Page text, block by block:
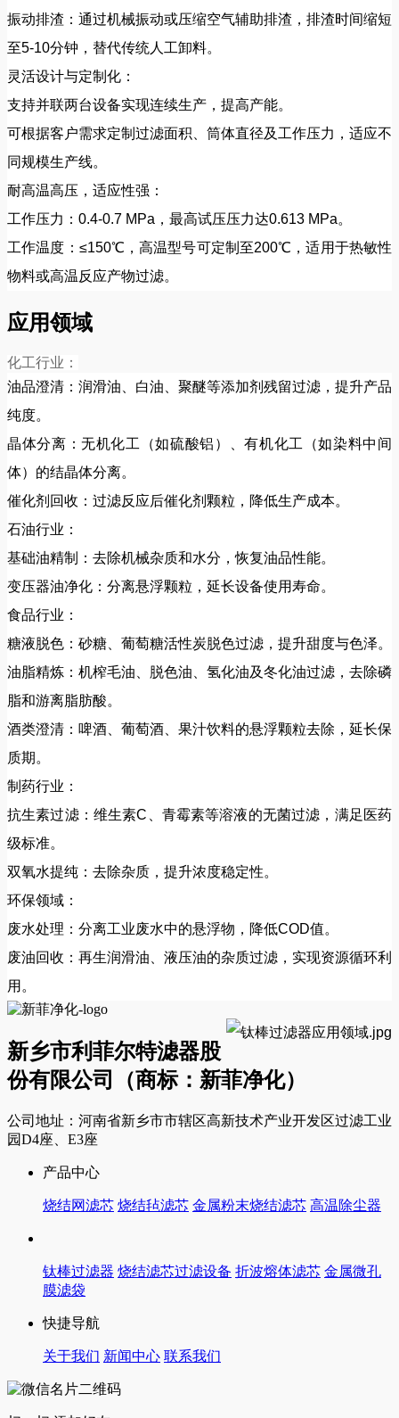
振动排渣：通过机械振动或压缩空气辅助排渣，排渣时间缩短
至5-10分钟，替代传统人工卸料。
灵活设计与定制化：
支持并联两台设备实现连续生产，提高产能。
可根据客户需求定制过滤面积、筒体直径及工作压力，适应不
同规模生产线。
耐高温高压，适应性强：
工作压力：0.4-0.7 MPa，最高试压压力达0.613 MPa。
工作温度：≤150℃，高温型号可定制至200℃，适用于热敏性
物料或高温反应产物过滤。
应用领域
化工行业：
油品澄清：润滑油、白油、聚醚等添加剂残留过滤，提升产品
纯度。
晶体分离：无机化工（如硫酸铝）、有机化工（如染料中间
体）的结晶体分离。
催化剂回收：过滤反应后催化剂颗粒，降低生产成本。
石油行业：
基础油精制：去除机械杂质和水分，恢复油品性能。
变压器油净化：分离悬浮颗粒，延长设备使用寿命。
食品行业：
糖液脱色：砂糖、葡萄糖活性炭脱色过滤，提升甜度与色泽。
油脂精炼：机榨毛油、脱色油、氢化油及冬化油过滤，去除磷
脂和游离脂肪酸。
酒类澄清：啤酒、葡萄酒、果汁饮料的悬浮颗粒去除，延长保
质期。
制药行业：
抗生素过滤：维生素C、青霉素等溶液的无菌过滤，满足医药
级标准。
双氧水提纯：去除杂质，提升浓度稳定性。
环保领域：
废水处理：分离工业废水中的悬浮物，降低COD值。
废油回收：再生润滑油、液压油的杂质过滤，实现资源循环利
用。
新乡市利菲尔特滤器股
份有限公司（商标：新菲净化）
公司地址：河南省新乡市市辖区高新技术产业开发区过滤工业
园D4座、E3座
产品中心
烧结网滤芯 烧结毡滤芯 金属粉末烧结滤芯 高温除尘器
钛棒过滤器 烧结滤芯过滤设备 折波熔体滤芯 金属微孔
膜滤袋
快捷导航
关于我们 新闻中心 联系我们